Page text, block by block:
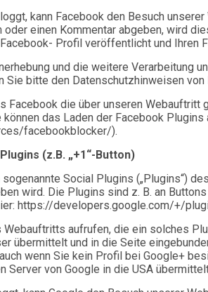
kann Facebook den Besuch
oder einen Kommentar abgeben, wird
Profil veröffentlicht und Ihren
und die weitere Verarbeitung
Sie bitte den Datenschutzhinweisen
Facebook die über unseren
das Laden der Facebook
facebookblocker/).
(z.B. „+1“-Button)
Social Plugins („Plugins“)
wird. Die Plugins sind z. B. an
https://developers.google.com/+/
aufrufen, die ein solches
übermittelt und in die Seite
wenn Sie kein Profil bei Google+
Server von Google in die USA